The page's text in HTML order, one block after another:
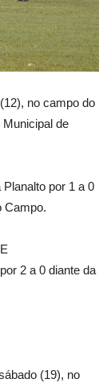
no campo do
de
por 1 a 0
Campo.
2 a 0 diante da
(19), no